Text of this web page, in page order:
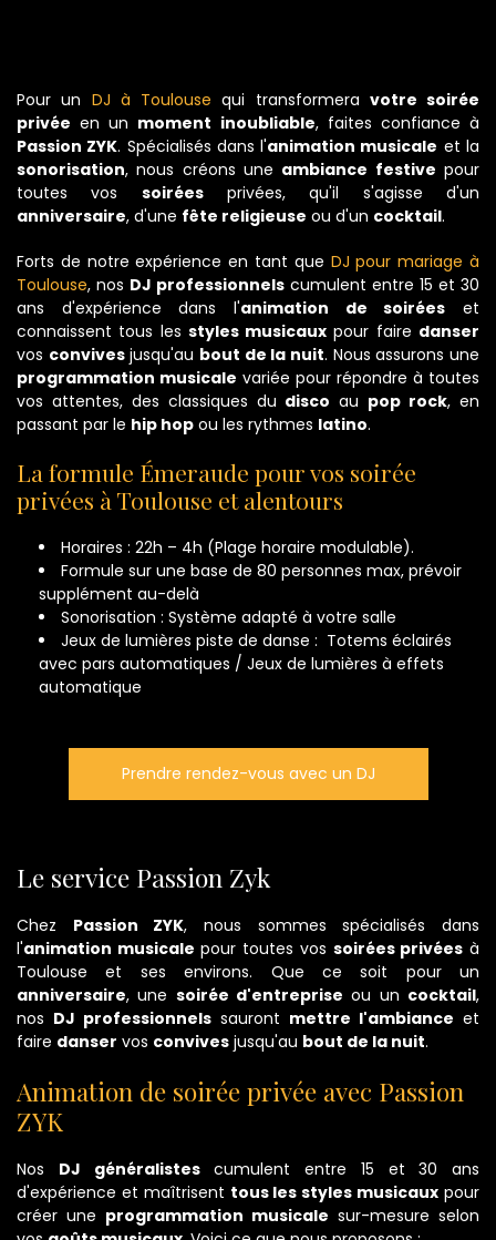
Pour un DJ à Toulouse qui transformera votre soirée
privée en un moment inoubliable, faites confiance à
Passion ZYK. Spécialisés dans l'animation musicale et la
sonorisation, nous créons une ambiance festive pour
toutes vos soiréesprivées, qu'il s'agisse d'un
anniversaire, d'une fête religieuse ou d'un cocktail.
Forts de notre expérience en tant que DJ pour mariage à
Toulouse, nos DJ professionnels cumulent entre 15 et 30
ans d'expérience dans l'animation de soirées et
connaissent tous les styles musicaux pour faire danser
vos convivesjusqu'au bout de la nuit. Nous assurons une
programmation musicale variée pour répondre à toutes
vos attentes, des classiques du disco au pop rock, en
passant par le hip hop ou les rythmes latino.
La formule Émeraude pour vos soirée
privées à Toulouse et alentours
Horaires : 22h – 4h (Plage horaire modulable).
Formule sur une base de 80 personnes max, prévoir
supplément au-delà
Sonorisation : Système adapté à votre salle
Jeux de lumières piste de danse : Totems éclairés
avec pars automatiques / Jeux de lumières à effets
automatique
Prendre rendez-vous avec un DJ
Le service Passion Zyk
Chez Passion ZYK, nous sommes spécialisés dans
l'animation musicale pour toutes vos soirées privées à
Toulouse et ses environs. Que ce soit pour un
anniversaire, une soirée d'entreprise ou un cocktail,
nos DJ professionnels sauront mettre l'ambiance et
faire danser vos convives jusqu'au bout de la nuit.
Animation de soirée privée avec Passion
ZYK
Nos DJ généralistescumulent entre 15 et 30 ans
d'expérience et maîtrisent tous les styles musicaux pour
créer une programmation musicale sur-mesure selon